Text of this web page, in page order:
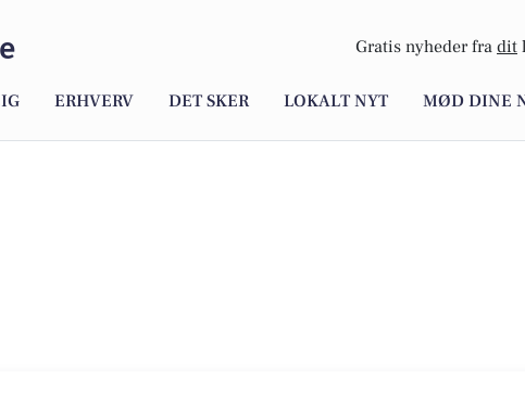
Gratis nyheder fra dit
ERHVERV DET SKER LOKALT NYT MØD DINE